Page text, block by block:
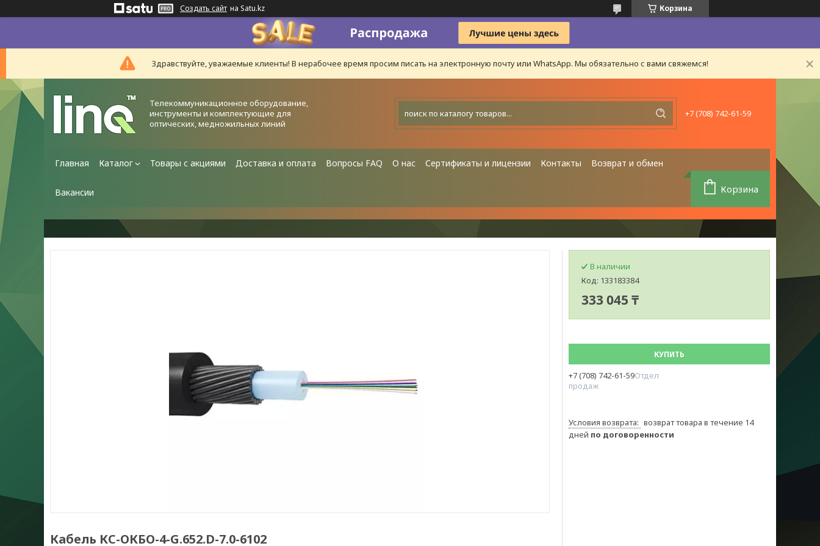
Создать сайт на Satu.kz Корзина
Здравствуйте, уважаемые клиенты! В нерабочее время просим писать на электронную почту или WhatsApp. Мы обязательно с вами свяжемся!
Телекоммуникационное оборудование,
инструменты и комплектующие для
оптических, медножильных линий
+7 (708) 742-61-59
Главная Каталог Товары с акциями Доставка и оплата Вопросы FAQ О нас Сертификаты и лицензии Контакты Возврат и обмен
Вакансии Корзина
Кабель КС-ОКБО-4-G.652.D-7.0-6102
В наличии
Код: 133183384
333 045 ₸
КУПИТЬ
+7 (708) 742-61-59Отдел
продаж
возврат товара в течение 14
дней по договоренности